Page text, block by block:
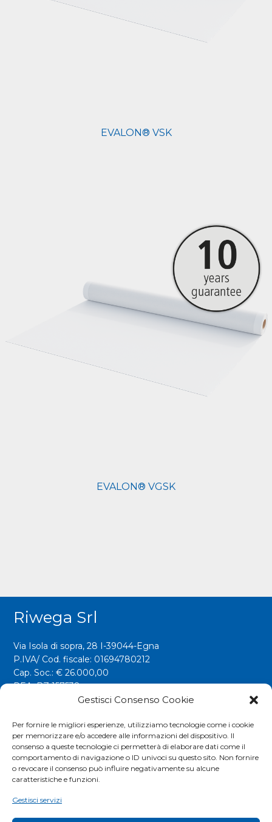
Gestisci Consenso Cookie
Per fornire le migliori esperienze, utilizziamo tecnologie come i cookie
per memorizzare e/o accedere alle informazioni del dispositivo. Il
consenso a queste tecnologie ci permetterà di elaborare dati come il
comportamento di navigazione o ID univoci su questo sito. Non fornire
o revocare il consenso può influire negativamente su alcune
caratteristiche e funzioni.
Gestisci servizi
EVALON® VSK
EVALON® VGSK
Riwega Srl
Via Isola di sopra, 28 I-39044-Egna
P.IVA/ Cod. fiscale: 01694780212
Cap. Soc.: € 26.000,00
REA: BZ 157538
info@riwega.com
Tel.+39 0471 827500
Social